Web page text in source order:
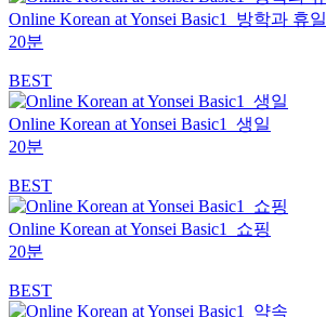
Online Korean at Yonsei Basic1_방학과 휴일
20분
BEST
Online Korean at Yonsei Basic1_생일
20분
BEST
Online Korean at Yonsei Basic1_쇼핑
20분
BEST